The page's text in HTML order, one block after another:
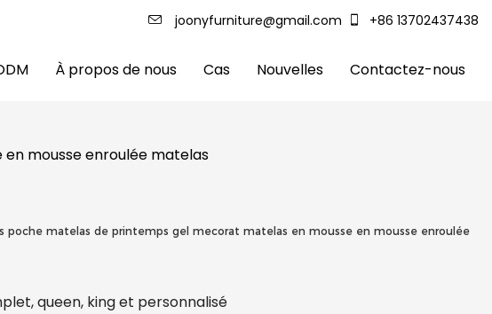
joonyfurniture@gmail.com +86 13702437438
À propos de nous Cas Nouvelles Contactez-nous
mousse enroulée matelas
poche matelas de printemps gel mecorat matelas en mousse en mousse enroulée
queen, king et personnalisé